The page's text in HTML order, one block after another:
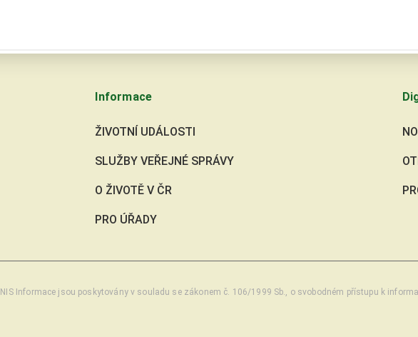
Informace
ŽIVOTNÍ UDÁLOSTI
SLUŽBY VEŘEJNÉ SPRÁVY
O ŽIVOTĚ V ČR
PRO ÚŘADY
Informace jsou poskytovány v souladu se zákonem č. 106/1999 Sb., o svobodném přístupu k